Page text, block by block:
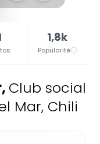
1,8k
Popularité
, Club social
Mar, Chili